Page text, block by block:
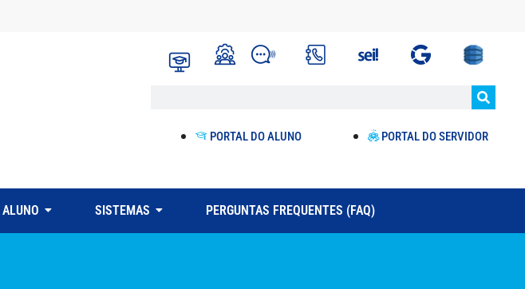
PORTAL DO ALUNO PORTAL DO SERVIDOR
ALUNO SISTEMAS PERGUNTAS FREQUENTES (FAQ)